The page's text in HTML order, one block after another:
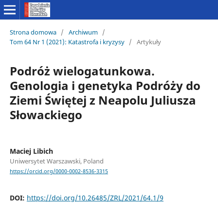
Strona domowa / Archiwum /
Tom 64 Nr 1 (2021): Katastrofa i kryzysy / Artykuły
Podróż wielogatunkowa.
Genologia i genetyka Podróży do
Ziemi Świętej z Neapolu Juliusza
Słowackiego
Maciej Libich
Uniwersytet Warszawski, Poland
https://orcid.org/0000-0002-8536-3315
DOI: https://doi.org/10.26485/ZRL/2021/64.1/9